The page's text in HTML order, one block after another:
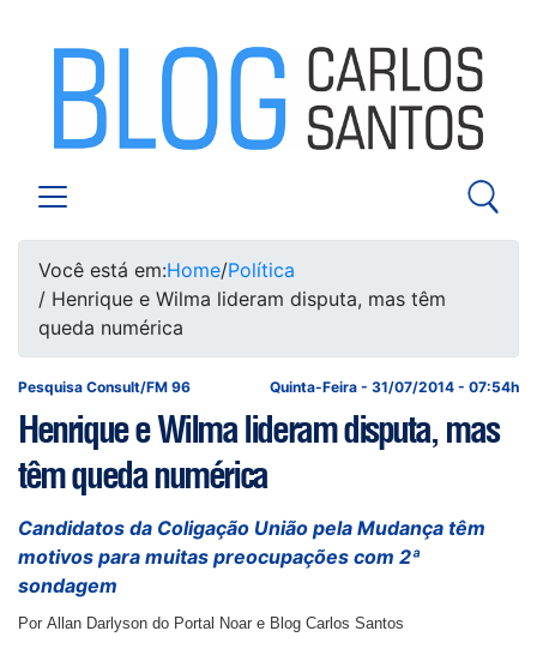
Você está em:Home/Política
/ Henrique e Wilma lideram disputa, mas têm
queda numérica
Quinta-Feira - 31/07/2014 - 07:54h
Pesquisa Consult/FM 96
Henrique e Wilma lideram disputa, mas
têm queda numérica
Candidatos da Coligação União pela Mudança têm
motivos para muitas preocupações com 2ª
sondagem
Por Allan Darlyson do Portal Noar e Blog Carlos Santos